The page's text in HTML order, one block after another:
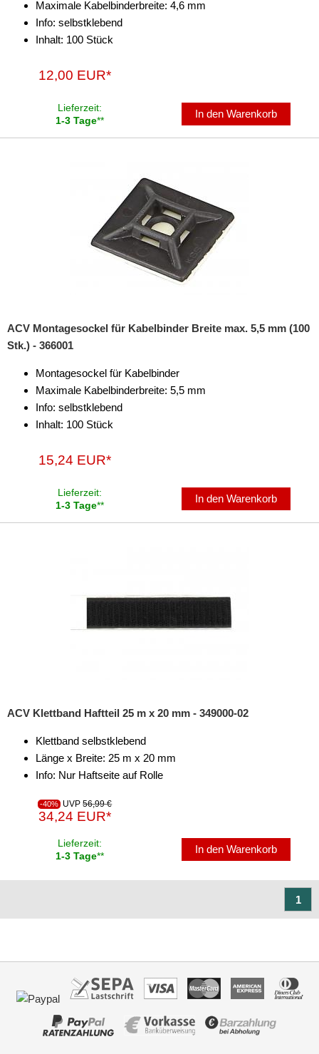
Verstärker-Zubehör
Vorverstärkeradapter
Befestigung
Schrumpfschläuche
Sonstiges
Werkzeuge
Maximale Kabelbinderbreite: 4,6 mm
Info: selbstklebend
Inhalt: 100 Stück
12,00 EUR*
Lieferzeit:
1-3 Tage**
In den Warenkorb
ACV Montagesockel für Kabelbinder Breite max. 5,5 mm (100
Stk.) - 366001
Montagesockel für Kabelbinder
Maximale Kabelbinderbreite: 5,5 mm
Info: selbstklebend
Inhalt: 100 Stück
15,24 EUR*
Lieferzeit:
1-3 Tage**
In den Warenkorb
ACV Klettband Haftteil 25 m x 20 mm - 349000-02
Klettband selbstklebend
Länge x Breite: 25 m x 20 mm
Info: Nur Haftseite auf Rolle
-40% UVP 56,99 €
34,24 EUR*
Lieferzeit:
1-3 Tage**
In den Warenkorb
1